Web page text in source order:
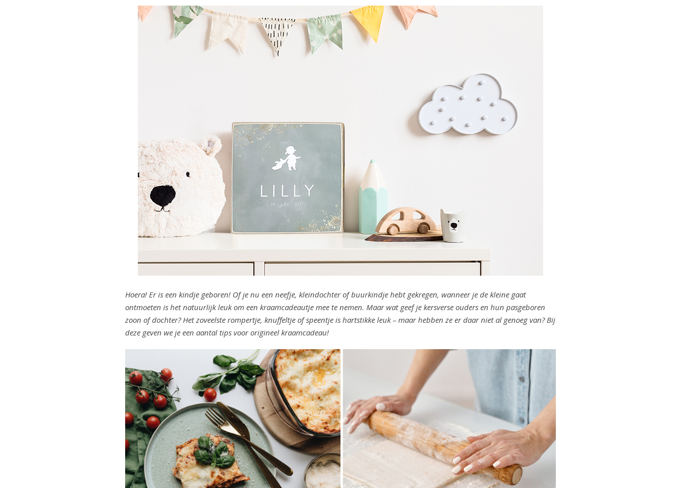
Hoera! Er is een kindje geboren! Of je nu een neefje, kleindochter of buurkindje hebt gekregen, wanneer je de kleine gaat
ontmoeten is het natuurlijk leuk om een kraamcadeautje mee te nemen. Maar wat geef je kersverse ouders en hun pasgeboren
zoon of dochter? Het zoveelste rompertje, knuffeltje of speentje is hartstikke leuk – maar hebben ze er daar niet al genoeg van? Bij
deze geven we je een aantal tips voor origineel kraamcadeau!